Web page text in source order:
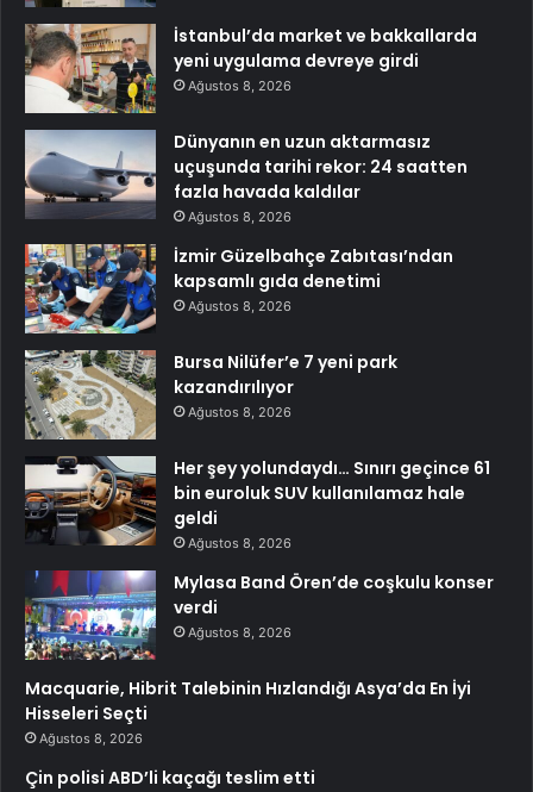
İstanbul’da market ve bakkallarda
yeni uygulama devreye girdi
Ağustos 8, 2026
Dünyanın en uzun aktarmasız
uçuşunda tarihi rekor: 24 saatten
fazla havada kaldılar
Ağustos 8, 2026
İzmir Güzelbahçe Zabıtası’ndan
kapsamlı gıda denetimi
Ağustos 8, 2026
Bursa Nilüfer’e 7 yeni park
kazandırılıyor
Ağustos 8, 2026
Her şey yolundaydı… Sınırı geçince 61
bin euroluk SUV kullanılamaz hale
geldi
Ağustos 8, 2026
Mylasa Band Ören’de coşkulu konser
verdi
Ağustos 8, 2026
Macquarie, Hibrit Talebinin Hızlandığı Asya’da En İyi
Hisseleri Seçti
Ağustos 8, 2026
Çin polisi ABD’li kaçağı teslim etti